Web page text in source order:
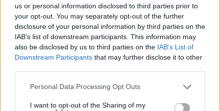
us or personal information disclosed to third parties prior to
your opt-out. You may separately opt-out of the further
disclosure of your personal information by third parties on the
IAB’s list of downstream participants. This information may
also be disclosed by us to third parties on the IAB’s List of
Downstream Participants that may further disclose it to other
Please note that this website/app uses one or more Google
not limited to your visit or usage behaviour. You may click to
Personal Data Processing Opt Outs
I want to opt-out of the Sharing of my
Vasileios
11.12.2024, 21:34
Αίσχος. Να γίνουν λεφτά για περισσότερα λαγούμια;;
Οι παλαιστίνιοι πήραν, ας τα πρόσεχαν! Να πάνε
άλλου, υπάρχουν πραγματικά δυστυχισμένοι